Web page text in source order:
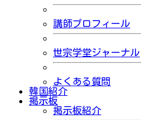
講師プロフィール
世宗学堂ジャーナル
よくある質問
韓国紹介
掲示板
掲示板紹介